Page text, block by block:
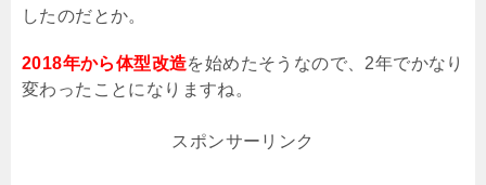
したのだとか。
2018年から体型改造を始めたそうなので、 2年でかなり
変わったことになりますね。
スポンサーリンク